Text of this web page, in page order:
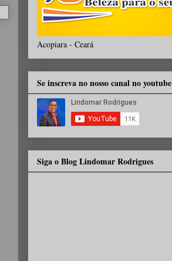
Acopiara - Ceará
Se inscreva no nosso canal no youtube
Siga o Blog Lindomar Rodrigues